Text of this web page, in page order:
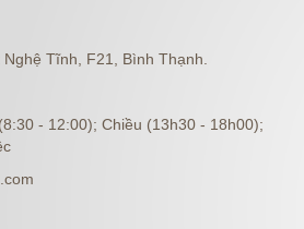
Tĩnh, F21, Bình Thạnh.
- 12:00); Chiều (13h30 - 18h00);